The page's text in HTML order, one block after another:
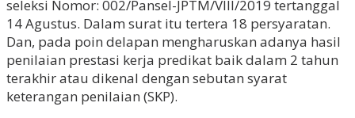
seleksi Nomor: 002/Pansel-JPTM/VIII/2019 tertanggal
14 Agustus. Dalam surat itu tertera 18 persyaratan.
Dan, pada poin delapan mengharuskan adanya hasil
penilaian prestasi kerja predikat baik dalam 2 tahun
terakhir atau dikenal dengan sebutan syarat
keterangan penilaian (SKP).